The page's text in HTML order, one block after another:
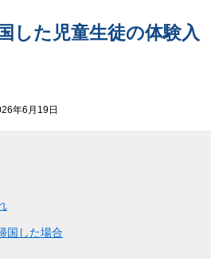
した児童生徒の体験入
年6月19日
国した場合